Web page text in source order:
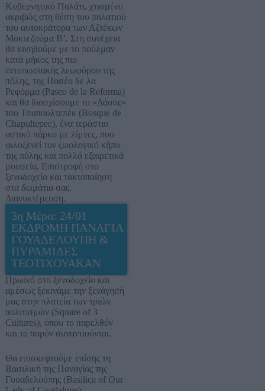
Κυβερνητικό Παλάτι, χτισμένο
ακριβώς στη θέση του παλατιού
του αυτοκράτορα των Αζτέκων
Μοκτεζούμα Β’. Στη συνέχεια
θα κινηθούμε με το πούλμαν
κατά μήκος της πιο
εντυπωσιακής λεωφόρου της
πόλης, της Πασέο δε λα
Ρεφόρμα (Paseo de la Reforma)
και θα διασχίσουμε το «Δάσος»
του Τσαπουλτεπέκ (Bosque de
Chapultepec), ένα τεράστιο
αστικό πάρκο με λίμνες, που
φιλοξενεί τον ζωολογικό κήπο
της πόλης και πολλά εξαιρετικά
μουσεία. Επιστροφή στο
ξενοδοχείο και τακτοποίηση
στα δωμάτια σας.
Διανυκτέρευση.
3η Μέρα: 24/01
ΕΚΔΡΟΜΗ ΠΑΝΑΓΙΑ
ΓΟΥΑΔΕΛΟΥΠΗ &
ΠΥΡΑΜΙΔΕΣ
ΤΕΟΤΙΧΟΥΑΚΑΝ
Πρωινό στο ξενοδοχείο και
αμέσως ξεκινάμε την ξενάγησή
μας στην πλατεία των τριών
πολιτισμών (Square of 3
Cultures), όπου το παρελθόν
και το παρόν συναντιούνται.
Θα επισκεφτούμε επίσης τη
Βασιλική της Παναγίας της
Γουαδελούπης (Basilica of Our